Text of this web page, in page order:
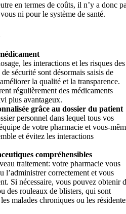
en termes de coûts, il n’y a donc
ni pour le système de santé.
les interactions et les risques des
sécurité sont désormais saisis de
la qualité et la transparence.
régulièrement des médicaments
plus avantageux.
grâce au dossier du patient
personnel dans lequel tous vos
de votre pharmacie et vous-
et évitez les interactions
compréhensibles
traitement: votre pharmacie vous
l’administrer correctement et vous
Si nécessaire, vous pouvez obtenir
des rouleaux de blisters, qui sont
malades chroniques ou les